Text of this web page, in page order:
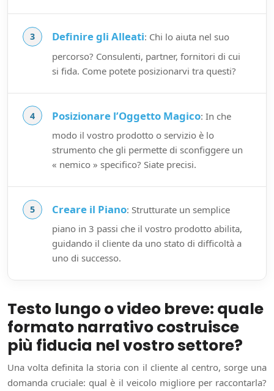
Definire gli Alleati: Chi lo aiuta nel suo
percorso? Consulenti, partner, fornitori di cui
si fida. Come potete posizionarvi tra questi?
Posizionare l’Oggetto Magico: In che
modo il vostro prodotto o servizio è lo
strumento che gli permette di sconfiggere un
« nemico » specifico? Siate precisi.
Creare il Piano: Strutturate un semplice
piano in 3 passi che il vostro prodotto abilita,
guidando il cliente da uno stato di difficoltà a
uno di successo.
Testo lungo o video breve: quale
formato narrativo costruisce
più fiducia nel vostro settore?
Una volta definita la storia con il cliente al centro, sorge una
domanda cruciale: qual è il veicolo migliore per raccontarla?